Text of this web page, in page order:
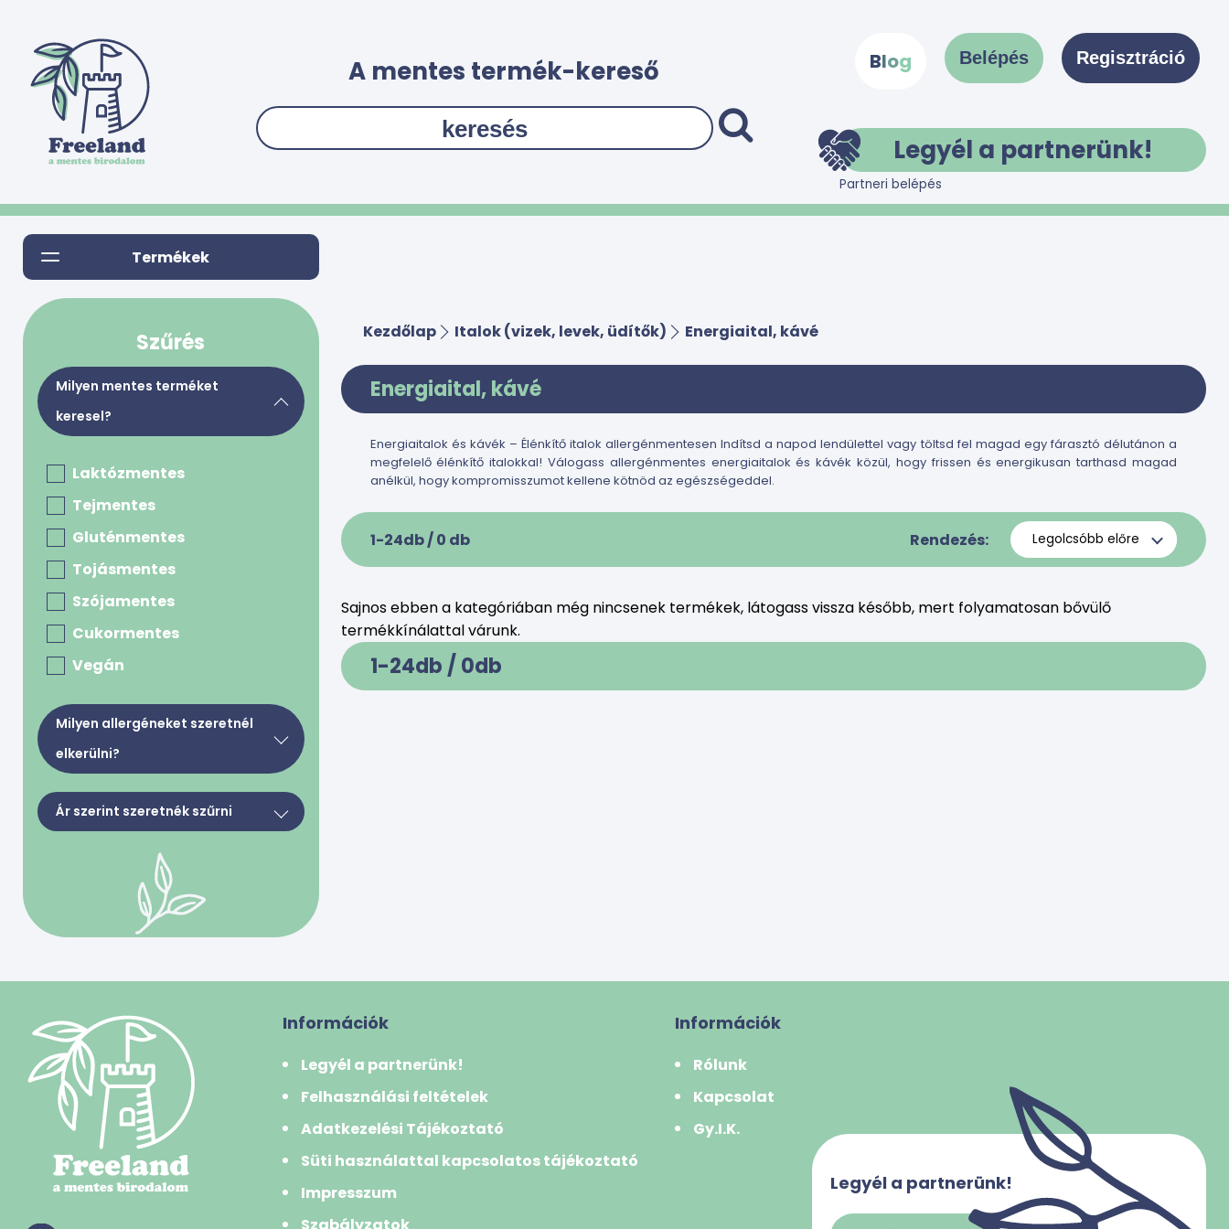
A mentes termék-kereső Blog Belépés Regisztráció
Legyél a partnerünk!
Partneri belépés
Termékek
Szűrés
Milyen mentes terméket
keresel?
Laktózmentes
Tejmentes
Gluténmentes
Tojásmentes
Szójamentes
Cukormentes
Vegán
Milyen allergéneket szeretnél
elkerülni?
Tej, tejkészítmények, tojás
bivalytej
kecsketej
tehéntej
búza
búzadara/gríz
búzakorpa
durumbúza
hajdina
kukorica
Ár szerint szeretnék szűrni
Kezdőlap Italok (vizek, levek, üdítők) Energiaital, kávé
Energiaital, kávé
Energiaitalok és kávék – Élénkítő italok allergénmentesen Indítsd a napod lendülettel vagy töltsd fel magad egy fárasztó délutánon a
megfelelő élénkítő italokkal! Válogass allergénmentes energiaitalok és kávék közül, hogy frissen és energikusan tarthasd magad
anélkül, hogy kompromisszumot kellene kötnöd az egészségeddel.
1-24db /0 db Rendezés:
Sajnos ebben a kategóriában még nincsenek termékek, látogass vissza később, mert folyamatosan bővülő
termékkínálattal várunk.
1-24db / 0db
Információk
Legyél a partnerünk!
Felhasználási feltételek
Adatkezelési Tájékoztató
Süti használattal kapcsolatos tájékoztató
Impresszum
Információk
Rólunk
Kapcsolat
Gy.I.K.
Legyél a partnerünk!